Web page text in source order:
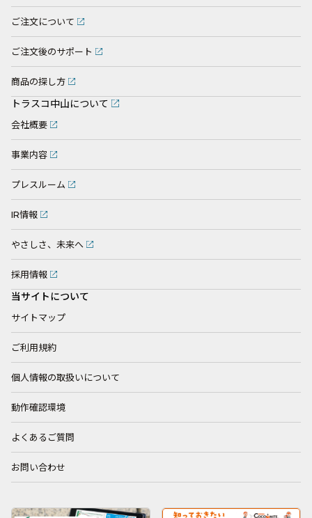
ご注文について
ご注文後のサポート
商品の探し方
トラスコ中山について
会社概要
事業内容
プレスルーム
IR情報
やさしさ、未来へ
採用情報
当サイトについて
サイトマップ
ご利用規約
個人情報の取扱いについて
動作確認環境
よくあるご質問
お問い合わせ